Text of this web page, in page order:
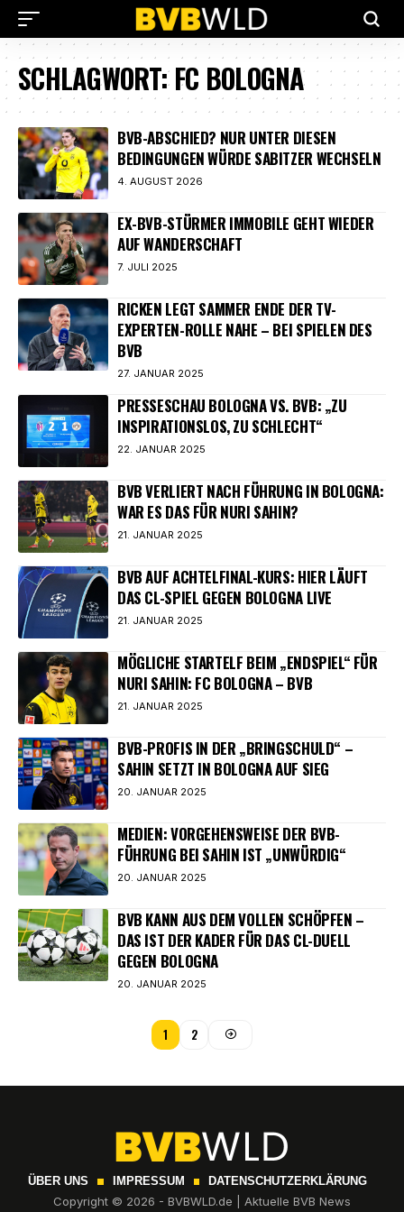
SCHLAGWORT:FC BOLOGNA
BVB-ABSCHIED? NUR UNTER DIESEN
BEDINGUNGEN WÜRDE SABITZER WECHSELN
4. AUGUST 2026
EX-BVB-STÜRMER IMMOBILE GEHT WIEDER
AUF WANDERSCHAFT
7. JULI 2025
RICKEN LEGT SAMMER ENDE DER TV-
EXPERTEN-ROLLE NAHE – BEI SPIELEN DES
BVB
27. JANUAR 2025
PRESSESCHAU BOLOGNA VS. BVB: „ZU
INSPIRATIONSLOS, ZU SCHLECHT“
22. JANUAR 2025
BVB VERLIERT NACH FÜHRUNG IN BOLOGNA:
WAR ES DAS FÜR NURI SAHIN?
21. JANUAR 2025
BVB AUF ACHTELFINAL-KURS: HIER LÄUFT
DAS CL-SPIEL GEGEN BOLOGNA LIVE
21. JANUAR 2025
MÖGLICHE STARTELF BEIM „ENDSPIEL“ FÜR
NURI SAHIN: FC BOLOGNA – BVB
21. JANUAR 2025
BVB-PROFIS IN DER „BRINGSCHULD“ –
SAHIN SETZT IN BOLOGNA AUF SIEG
20. JANUAR 2025
MEDIEN: VORGEHENSWEISE DER BVB-
FÜHRUNG BEI SAHIN IST „UNWÜRDIG“
20. JANUAR 2025
BVB KANN AUS DEM VOLLEN SCHÖPFEN –
DAS IST DER KADER FÜR DAS CL-DUELL
GEGEN BOLOGNA
20. JANUAR 2025
1 2
ÜBER UNS IMPRESSUM DATENSCHUTZERKLÄRUNG
Copyright © 2026 - BVBWLD.de | Aktuelle BVB News